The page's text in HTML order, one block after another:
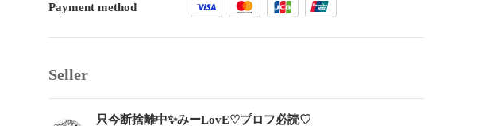
Payment method
Seller
只今断捨離中✨みーLovE♡プロフ必読♡